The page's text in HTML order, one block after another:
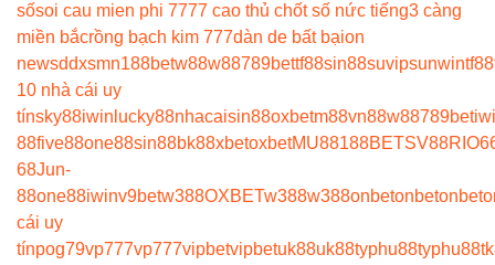
sốsoi cau mien phi 7777 cao thủ chốt số nức tiếng3 càng
miền bắcrồng bạch kim 777dàn de bất bạion
newsddxsmn188betw88w88789bettf88sin88suvipsunwintf88
10 nhà cái uy
tínsky88iwin lucky88nhacaisin88oxbetm88vn88w88789bet
88five88one88sin88bk88xbetoxbetMU88188BETSV88
68Jun-
88one88iwinv9betw388OXBETw388w388onbetonbetonbet
cái uy
tínpog79vp777vp777vipbetvipbetuk88uk88typhu88typhu88